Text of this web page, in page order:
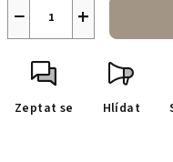
+
−
Zeptat se Hlídat